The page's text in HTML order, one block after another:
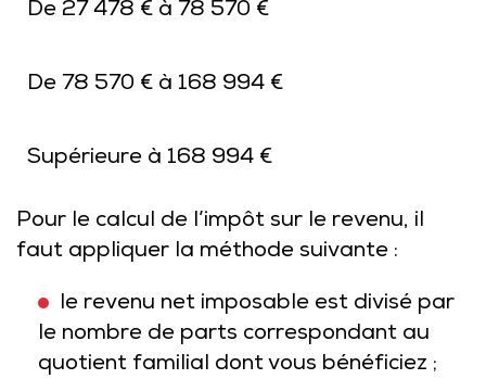
De 27 478 € à 78 570 €
De 78 570 € à 168 994 €
Supérieure à 168 994 €
Pour le calcul de l’impôt sur le revenu, il
faut appliquer la méthode suivante :
le revenu net imposable est divisé par
le nombre de parts correspondant au
quotient familial dont vous bénéficiez ;